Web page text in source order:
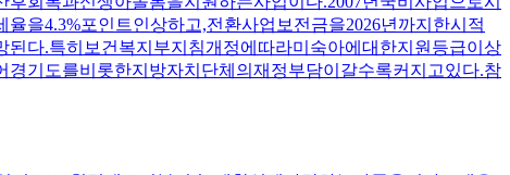
을4.3%포인트인상하고,전환사업보전금을2026년까지한시적
다.특히보건복지부지침개정에따라미숙아에대한지원등급이상
기도를비롯한지방자치단체의재정부담이갈수록커지고있다.참